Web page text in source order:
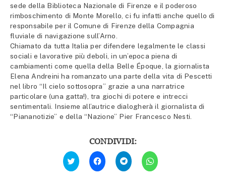
sede della Biblioteca Nazionale di Firenze e il poderoso
rimboschimento di Monte Morello, ci fu infatti anche quello di
responsabile per il Comune di Firenze della Compagnia
fluviale di navigazione sull’Arno.
Chiamato da tutta Italia per difendere legalmente le classi
sociali e lavorative più deboli, in un’epoca piena di
cambiamenti come quella della Belle Époque, la giornalista
Elena Andreini ha romanzato una parte della vita di Pescetti
nel libro “Il cielo sottosopra” grazie a una narratrice
particolare (una gatta!), tra giochi di potere e intrecci
sentimentali. Insieme all’autrice dialogherà il giornalista di
“Piananotizie” e della “Nazione” Pier Francesco Nesti.
CONDIVIDI:
Fai
clic
qui
Fai
clic
per
condividere
Fai
clic
per
condividere
Fai
clic
per